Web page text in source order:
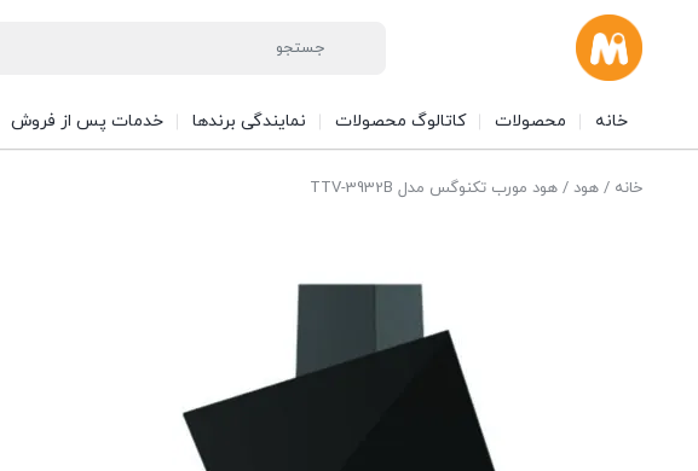
خانه محصولات کاتالوگ محصولات نمایندگی برندها خدمات پس از فروش
خانه /هود / هود مورب تکنوگس مدل TTV-3932B